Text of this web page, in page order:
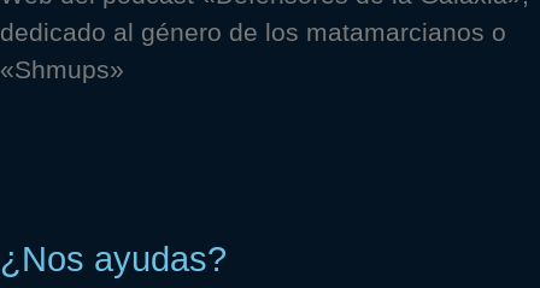
dedicado al género de los matamarcianos o
«Shmups»
¿Nos ayudas?